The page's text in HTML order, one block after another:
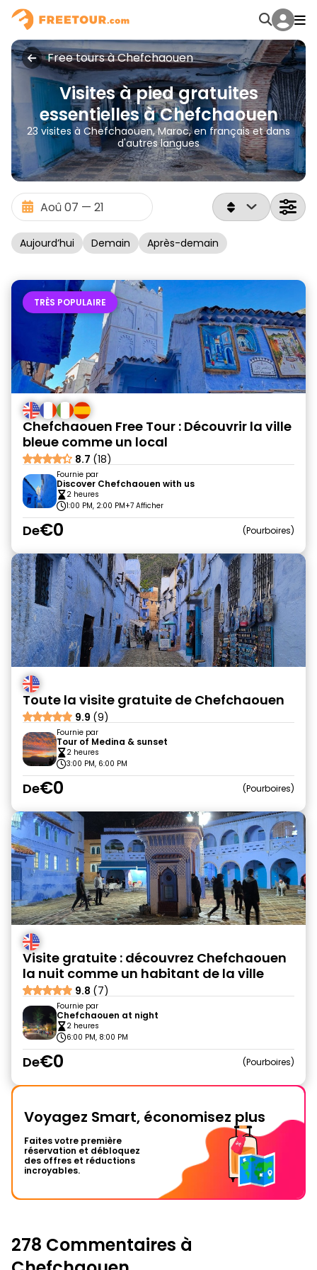
Free tours à Chefchaouen
Visites à pied gratuites
essentielles à Chefchaouen
23 visites à Chefchaouen, Maroc, en français et dans
d'autres langues
Aujourd’hui Demain Après-demain
TRÈS POPULAIRE
Chefchaouen Free Tour : Découvrir la ville
bleue comme un local
8.7 (18)
Fournie par
Discover Chefchaouen with us
2 heures
1:00 PM, 2:00 PM+7 Afficher
De€0 Pourboires
Toute la visite gratuite de Chefchaouen
9.9 (9)
Fournie par
Tour of Medina & sunset
2 heures
3:00 PM, 6:00 PM
De€0 Pourboires
Visite gratuite : découvrez Chefchaouen
la nuit comme un habitant de la ville
9.8 (7)
Fournie par
Chefchaouen at night
2 heures
6:00 PM, 8:00 PM
De€0 Pourboires
Voyagez Smart, économisez plus
Faites votre première
réservation et débloquez
des offres et réductions
incroyables.
278 Commentaires à